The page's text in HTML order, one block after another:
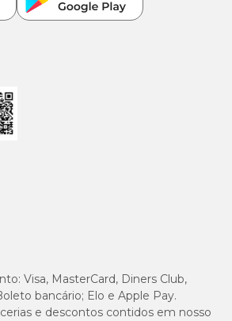
Visa, MasterCard, Diners Club,
bancário; Elo e Apple Pay.
e descontos contidos em nosso